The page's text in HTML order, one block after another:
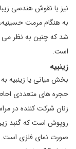
نیز با نقوش هندسی
به هنگام مرمت
شد که چنین به نظر می
است.
زینبیه
بخش میانی یا
حجره های متعددی
زنان شرکت کننده در
روپوش است که گنبد
صورت نمای فلزی است.